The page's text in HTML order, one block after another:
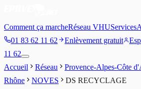
Comment ça marcheRéseau VHUServices
01 83 62 11 62
Enlèvement gratuit
11 62
Accueil
Réseau Provence-Alpes-Côte
Rhône
NOVES
DS RECYCLAGE